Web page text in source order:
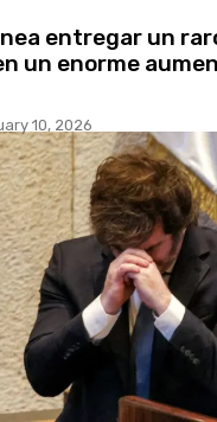
entregar un
un enorme
10, 2026